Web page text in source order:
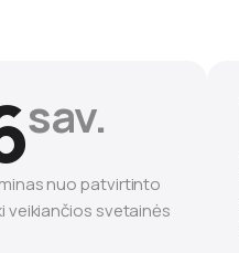
sav.
nuo patvirtinto
veikiančios svetainės